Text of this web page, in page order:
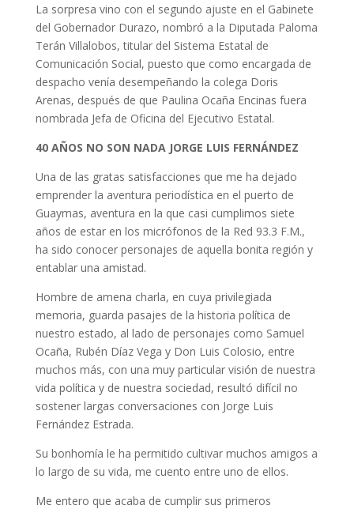
La sorpresa vino con el segundo ajuste en el Gabinete
del Gobernador Durazo, nombró a la Diputada Paloma
Terán Villalobos, titular del Sistema Estatal de
Comunicación Social, puesto que como encargada de
despacho venía desempeñando la colega Doris
Arenas, después de que Paulina Ocaña Encinas fuera
nombrada Jefa de Oficina del Ejecutivo Estatal.
40 AÑOS NO SON NADA JORGE LUIS FERNÁNDEZ
Una de las gratas satisfacciones que me ha dejado
emprender la aventura periodística en el puerto de
Guaymas, aventura en la que casi cumplimos siete
años de estar en los micrófonos de la Red 93.3 F.M.,
ha sido conocer personajes de aquella bonita región y
entablar una amistad.
Hombre de amena charla, en cuya privilegiada
memoria, guarda pasajes de la historia política de
nuestro estado, al lado de personajes como Samuel
Ocaña, Rubén Díaz Vega y Don Luis Colosio, entre
muchos más, con una muy particular visión de nuestra
vida política y de nuestra sociedad, resultó difícil no
sostener largas conversaciones con Jorge Luis
Fernández Estrada.
Su bonhomía le ha permitido cultivar muchos amigos a
lo largo de su vida, me cuento entre uno de ellos.
Me entero que acaba de cumplir sus primeros